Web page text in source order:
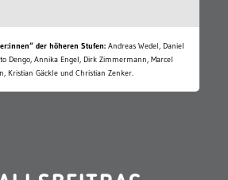
der höheren Stufen: Andreas Wedel, Daniel
Dengo, Annika Engel, Dirk Zimmermann, Marcel
Kristian Gäckle und Christian Zenker.